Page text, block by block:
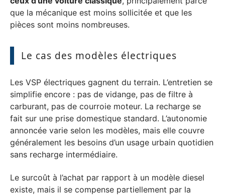
que la mécanique est moins sollicitée et que les
pièces sont moins nombreuses.
Le cas des modèles électriques
Les VSP électriques gagnent du terrain. L’entretien se
simplifie encore : pas de vidange, pas de filtre à
carburant, pas de courroie moteur. La recharge se
fait sur une prise domestique standard. L’autonomie
annoncée varie selon les modèles, mais elle couvre
généralement les besoins d’un usage urbain quotidien
sans recharge intermédiaire.
Le surcoût à l’achat par rapport à un modèle diesel
existe, mais il se compense partiellement par la